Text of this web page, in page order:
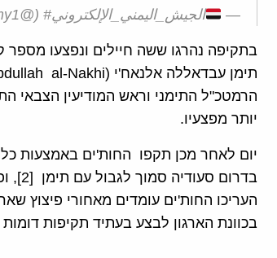
— الجيش_اليمني_الإلكتروني# (@Yemeni_E_Army1)
בתקיפה נהרגו ששה חיילים ונפצעו
הרמטכ"ל התימני וראש המודיעין הצבאי
יותר מפצעיו.
יום לאחר מכן תקפו החות'ים באמצעות
בכוונת הארגון לבצע בעתיד תקיפות